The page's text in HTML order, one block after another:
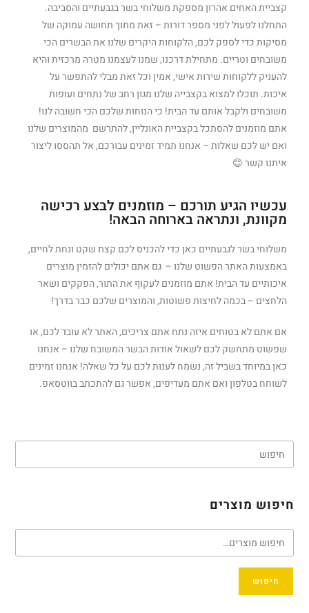
קצביית האחים אהרון מספקת משלוחי בשר בגבעתיים והסביבה.
התחלנו לפעול לפני מספר דורות – זאת מתוך תחושה עמוקה של
מסיקות כדי לספק לכם, הלקוחות היקרים שלנו את הבשרים הכי
משובחים וטריים. מתחילת דרכנו, שמנו לעצמנו מטרה מרכזית והיא
להעניק ללקוחות שירות אישי, אמין וכל זאת מבלי להתפשר על
איכות. תוכלו למצוא בקצבייה שלנו מגון רחב של נתחים ועופות
משובחים ולקבל אותם עד הבית! כי הנוחות שלכם הכי חשובה לנו!
אתם מוזמנים להסתכל בקצביית האונליין, להתרשם מהמוצרים שלנו
ואם יש לכם שאלות – אנחנו תמיד זמינים עבורכם, אל תהססו ליצור
איתנו קשר 😊
עכשיו הגיע תורכם – מוזמנים לבצע רכישה
מקוונת, ונתראה בארוחה הבאה!
משלוחי בשר לגבעתיים כאן כדי להכניס לכם קצת שקט ונחת לחיים,
באמצעות האתר הפשוט שלנו – גם אתם יכולים להזמין מוצרים
איכותיים עד הבית! אתם מוזמנים לעקוף את התור, הפקקים ושאר
הלחצים – בכמה לחיצות פשוטות, והמוצרים שלכם כבר בדרך!
אם אתם לא בטוחים איזה נתח אתם צריכים, האתר לא עובד לכם, או
שפשוט מתחשק לכם לשאול אודות הבשר המשובח שלנו – אנחנו
כאן במיוחד בשביל זה, נשמח לענות לכם על כל שאלה! אנחנו זמינים
לשוחח בטלפון ואם אתם מעדיפים, אפשר גם להתכתב בווטסאפ.
חיפוש מוצרים
חיפוש